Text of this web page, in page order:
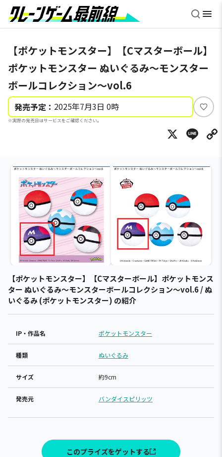
【ポケットモンスター】【Cマスターボール】
ポケットモンスター ぬいぐるみ～モンスター
ボールコレクション～vol.6
発売予定： 2025年7月3日 0時
※実際の発売日はサービスをご確認ください。
い
ね
X
【ポケットモンスター】【Cマスターボール】ポケットモンス
ター ぬいぐるみ～モンスターボールコレクション～vol.6 / ぬ
いぐるみ (ポケットモンスター) の紹介
IP・作品名 ポケットモンスター
種類 ぬいぐるみ
サイズ 約9cm
発売元 バンダイスピリッツ
このプライズをゲットする